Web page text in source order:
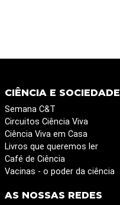
CIÊNCIA E SOCIEDADE
Semana C&T
Circuitos Ciência Viva
Ciência Viva em Casa
Livros que queremos ler
Café de Ciência
Vacinas - o poder da ciência
AS NOSSAS REDES